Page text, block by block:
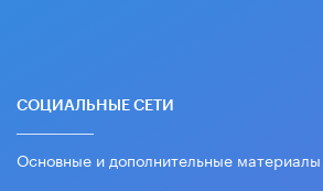
СОЦИАЛЬНЫЕ СЕТИ
Основные и дополнительные